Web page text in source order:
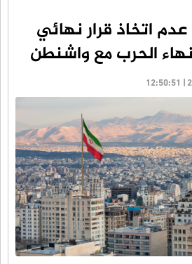
اتخاذ قرار نهائي
الحرب مع واشنطن